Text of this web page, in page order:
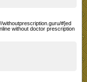
withoutprescription.guru/#]ed
without doctor prescription